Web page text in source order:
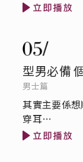
型男必備
男士篇
其實主要係
穿耳…